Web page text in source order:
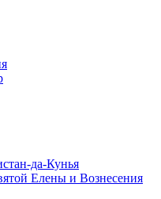
да-Кунья
Елены и Вознесения